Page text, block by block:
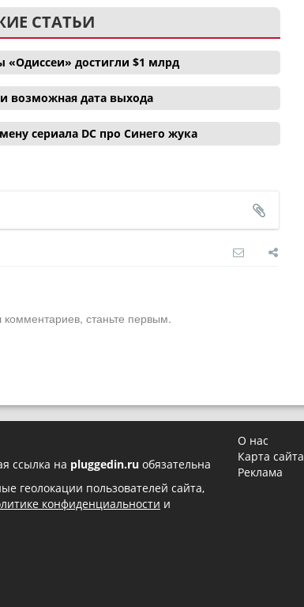
СТАТЬИ
«Одиссеи» достигли $1 млрд
возможная дата выхода
сериала DC про Синего жука
станьте первым.
ссылка на pluggedin.ru обязательна
геолокации пользователей сайта,
конфиденциальности и
О нас
Карта сайта
Реклама